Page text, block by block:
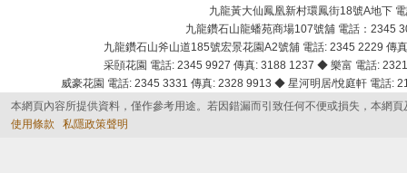
九龍黃大仙鳳凰新村環鳳街18號A地下
九龍鑽石山龍蟠苑商場107號舖 電話：2345
九龍鑽石山斧山道185號宏景花園A2號舖 電話: 2345 2229
采頣花園 電話: 2345 9927 傳真: 3188 1237 ◆ 樂富 電話:
威豪花園 電話: 2345 3331 傳真: 2328 9913 ◆ 星河明居/悅庭軒 電話
本網頁內容所提供資料，僅作參考用途。若因錯漏而引致任何不便或損失，本網
使用條款
私隱政策聲明